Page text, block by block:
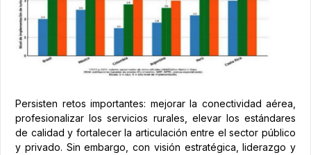
Persisten retos importantes: mejorar la conectividad aérea,
profesionalizar los servicios rurales, elevar los estándares
de calidad y fortalecer la articulación entre el sector público
y privado. Sin embargo, con visión estratégica, liderazgo y